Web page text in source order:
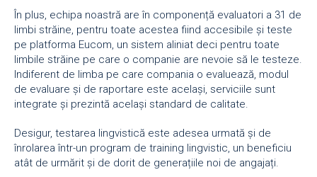
În plus, echipa noastră are în componență evaluatori a 31 de
limbi străine, pentru toate acestea fiind accesibile și teste
pe platforma Eucom, un sistem aliniat deci pentru toate
limbile străine pe care o companie are nevoie să le testeze.
Indiferent de limba pe care compania o evaluează, modul
de evaluare și de raportare este același, serviciile sunt
integrate și prezintă același standard de calitate.
Desigur, testarea lingvistică este adesea urmată și de
înrolarea într-un program de training lingvistic, un beneficiu
atât de urmărit și de dorit de generațiile noi de angajați.